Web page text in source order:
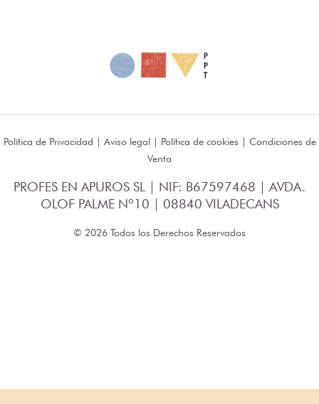
Política de Privacidad | Aviso legal| Política de cookies | Condiciones de
Venta
PROFES EN APUROS SL | NIF: B67597468 | AVDA.
OLOF PALME Nº10 | 08840 VILADECANS
© 2026 Todos los Derechos Reservados